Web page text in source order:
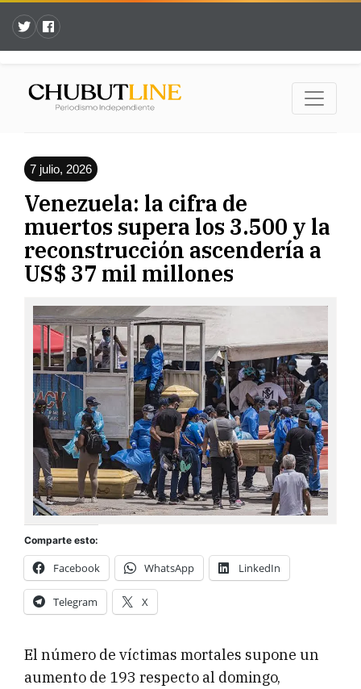
7 julio, 2026
Venezuela: la cifra de
muertos supera los 3.500 y la
reconstrucción ascendería a
US$ 37 mil millones
Comparte esto:
Facebook WhatsApp LinkedIn
Telegram X
El número de víctimas mortales supone un
aumento de 193 respecto al domingo,